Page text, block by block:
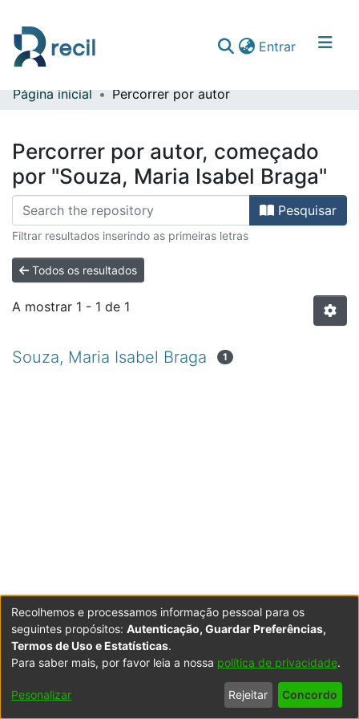
Entrar(current)
Comunidades & Coleções
Página inicial Percorrer por autor
Percorrer por autor, começado
por "Souza, Maria Isabel Braga"
Pesquisar
Filtrar resultados inserindo as primeiras letras
Todos os resultados
A mostrar 1 - 1 de 1
Souza, Maria Isabel Braga 1
Powered by DSpace Copyright © 2003-2026LYRASIS
Configurações
Política de
Privacidade
Termos
de Uso
Contacte-
nos
Recolhemos e processamos informação pessoal para os
seguintes propósitos: Autenticação, Guardar Preferências,
Termos de Uso e Estatísticas.
Para saber mais, por favor leia a nossa política de privacidade.
Pesonalizar Rejeitar Concordo